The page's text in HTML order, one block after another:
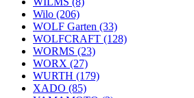
Wilo (206)
WOLF Garten (33)
WOLFCRAFT (128)
WORMS (23)
WORX (27)
WURTH (179)
XADO (85)